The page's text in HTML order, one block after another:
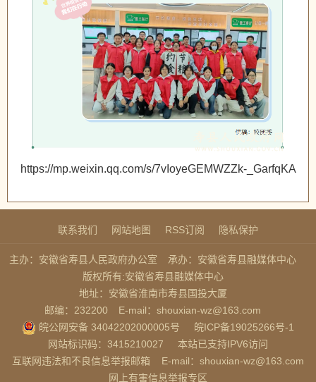
https://mp.weixin.qq.com/s/7vIoyeGEMWZZk-_GarfqKA
联系我们 网站地图 RSS订阅 隐私保护
主办：安徽省寿县人民政府办公室
承办：安徽省寿县融媒体中心
版权所有:安徽省寿县融媒体中心
地址：安徽省淮南市寿县国投大厦
邮编：232200
E-mail：shouxian-wz@163.com
皖公网安备 34042202000005号
皖ICP备19025266号-1
网站标识码：3415210027
本站已支持IPV6访问
互联网违法和不良信息举报邮箱
E-mail：shouxian-wz@163.com
网上有害信息举报专区